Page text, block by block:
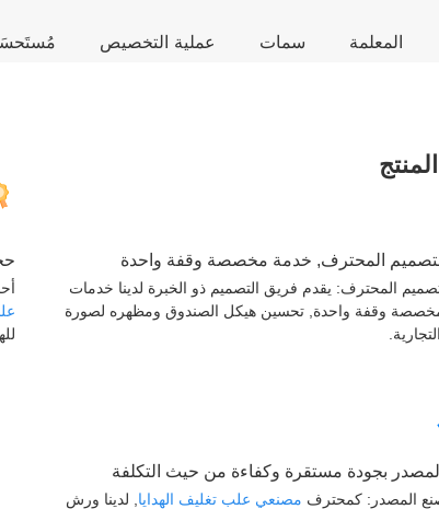
المعلمة سمات عملية التخصيص
المحترف, خدمة مخصصة وقفة واحدة
المحترف: يقدم فريق التصميم ذو الخبرة لدينا خدمات
وقفة واحدة, تحسين هيكل الصندوق ومظهره لصورة
بجودة مستقرة وكفاءة من حيث التكلفة
المصدر: كمحترف مصنعي علب تغليف الهدايا , لدينا ورش